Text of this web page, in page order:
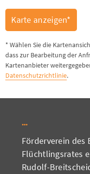
Karte anzeigen*
* Wählen Sie die
dass zur Bearbeitung der
Kartenanbieter
Datenschutzrichtlinie.
Förderverein des
Flüchtlingsrates
Rudolf-